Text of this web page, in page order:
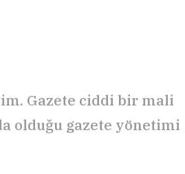
Gazete ciddi bir mali
olduğu gazete yönetimi